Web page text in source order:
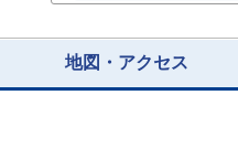
地図・アクセス